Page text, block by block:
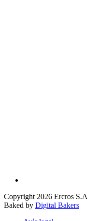
Copyright 2026 Ercros S.A
Baked by Digital Bakers